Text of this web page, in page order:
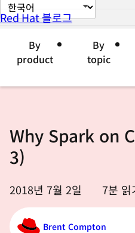
이
변
Red Hat 블로그
By
product
By
topic
Why Spark on
3)
2018년 7월 2일 7분 읽
Brent Compton